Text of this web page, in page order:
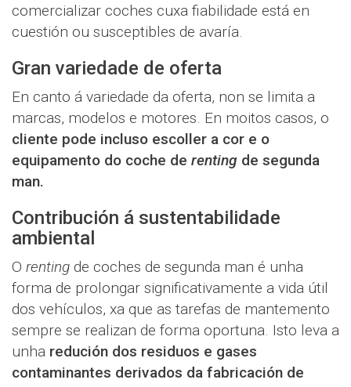
comercializar coches cuxa fiabilidade está en
cuestión ou susceptibles de avaría.
Gran variedade de oferta
En canto á variedade da oferta, non se limita a
marcas, modelos e motores. En moitos casos, o
cliente pode incluso escoller a cor e o
equipamento do coche de renting de segunda
man.
Contribución á sustentabilidade
ambiental
O renting de coches de segunda man é unha
forma de prolongar significativamente a vida útil
dos vehículos, xa que as tarefas de mantemento
sempre se realizan de forma oportuna. Isto leva a
unha redución dos residuos e gases
contaminantes derivados da fabricación de